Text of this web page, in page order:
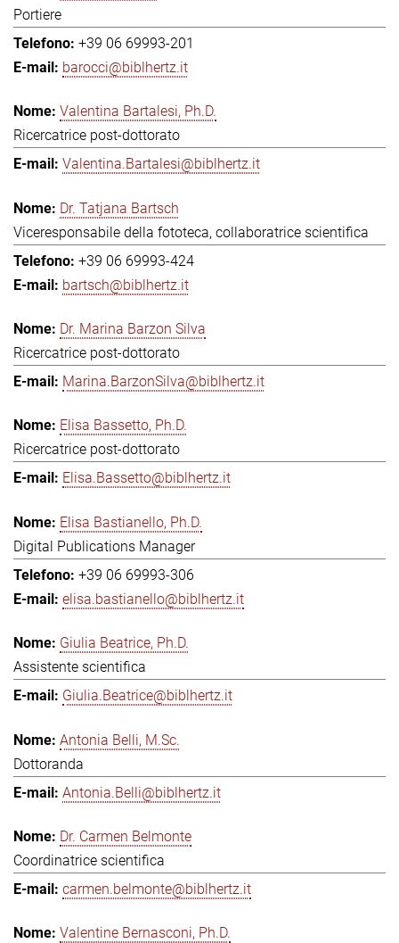
Portiere
+39 06 69993-201
barocci@biblhertz.it
Valentina Bartalesi, Ph.D.
Ricercatrice post-dottorato
Valentina.Bartalesi@biblhertz.it
Dr. Tatjana Bartsch
Viceresponsabile della fototeca, collaboratrice scientifica
+39 06 69993-424
bartsch@biblhertz.it
Dr. Marina Barzon Silva
Ricercatrice post-dottorato
Marina.BarzonSilva@biblhertz.it
Elisa Bassetto, Ph.D.
Ricercatrice post-dottorato
Elisa.Bassetto@biblhertz.it
Elisa Bastianello, Ph.D.
Digital Publications Manager
+39 06 69993-306
elisa.bastianello@biblhertz.it
Giulia Beatrice, Ph.D.
Assistente scientifica
Giulia.Beatrice@biblhertz.it
Antonia Belli, M.Sc.
Dottoranda
Antonia.Belli@biblhertz.it
Dr. Carmen Belmonte
Coordinatrice scientifica
carmen.belmonte@biblhertz.it
Valentine Bernasconi, Ph.D.